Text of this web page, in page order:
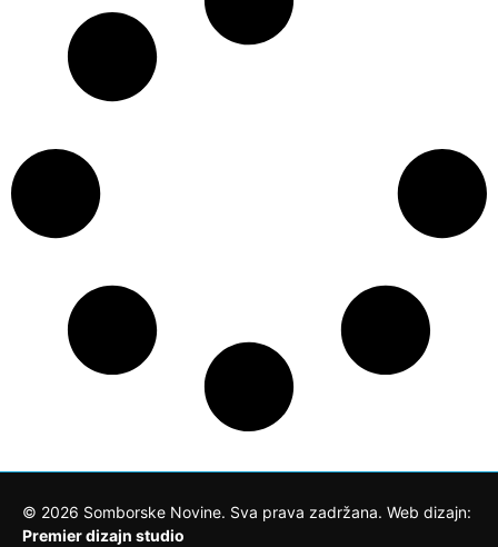
© 2026 Somborske Novine. Sva prava zadržana. Web dizajn:
Premier dizajn studio